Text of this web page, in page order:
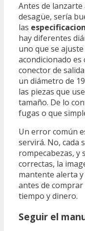
Antes de lanzarte
desagüe, sería
las
hay diferentes
uno que se
acondicionado es
conector de
un diámetro de
las piezas que
tamaño. De lo
fugas o que
Un error común
servirá. No, cada
rompecabezas, y
correctas, la
mantente alerta y
antes de
tiempo y dinero.
Seguir el